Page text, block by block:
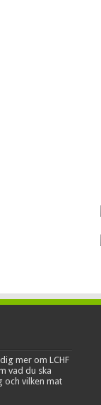
mer om LCHF
vad du ska
och vilken mat